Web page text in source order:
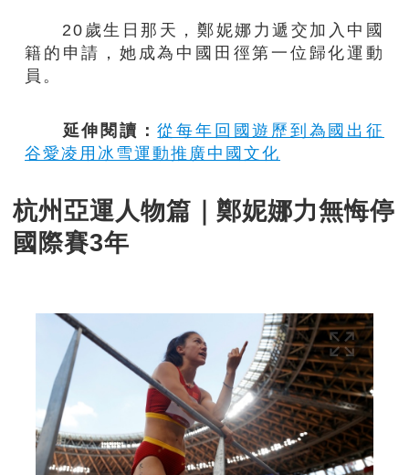
20歲生日那天，鄭妮娜力遞交加入中國
籍的申請，她成為中國田徑第一位歸化運動
員。
延伸閱讀：從每年回國遊歷到為國出征
谷愛凌用冰雪運動推廣中國文化
杭州亞運人物篇｜鄭妮娜力無悔停
國際賽3年